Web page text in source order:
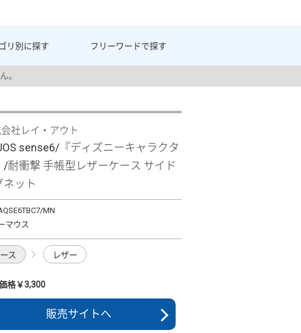
リ別に探す フリーワードで探す
。
社レイ・アウト
sense6/『ディズニーキャラクタ
/耐衝撃 手帳型レザーケース サイド
ネット
MN
マウス
ス レザー
格￥3,300
販売サイトへ